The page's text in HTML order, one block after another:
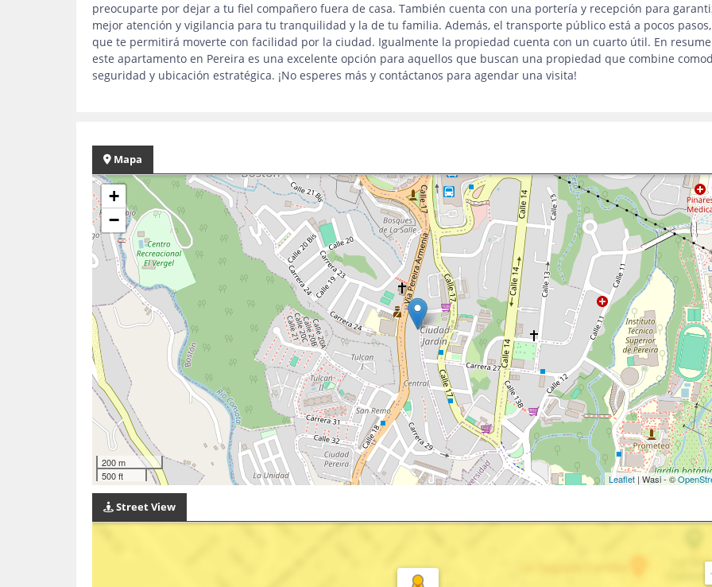
preocuparte por dejar a tu fiel compañero fuera de casa. También cuenta con una portería y recepción para
mejor atención y vigilancia para tu tranquilidad y la de tu familia. Además, el transporte público está a pocos
que te permitirá moverte con facilidad por la ciudad. Igualmente la propiedad cuenta con un cuarto útil. En
este apartamento en Pereira es una excelente opción para aquellos que buscan una propiedad que combine
seguridad y ubicación estratégica. ¡No esperes más y contáctanos para agendar una visita!
Mapa
+
−
200 m
500 ft
Leaflet | Wasi - ©
Street View